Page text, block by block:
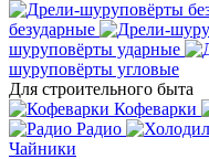
безударные
шуруповёрты ударные
шуруповёрты угловые
Для строительного быта
Кофеварки
Радио
Чайники